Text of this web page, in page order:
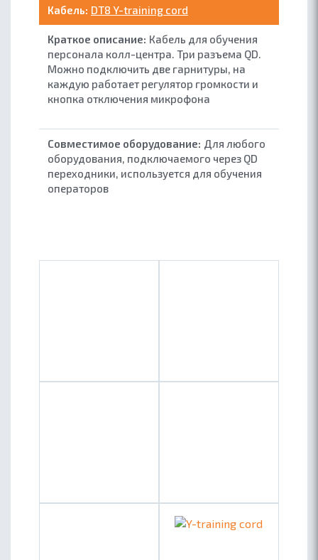
DT8 Y-training cord
Кабель для обучения
персонала колл-центра. Три разъема QD.
Можно подключить две гарнитуры, на
каждую работает регулятор громкости и
кнопка отключения микрофона
Для любого
оборудования, подключаемого через QD
переходники, используется для обучения
операторов